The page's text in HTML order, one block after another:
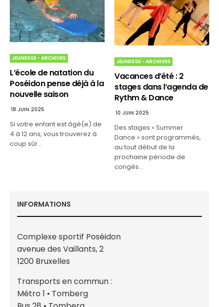
JEUNESSE - ARCHIVES
L’école de natation du
Poséidon pense déjà à la
nouvelle saison
18 JUIN 2025
Si votre enfant est âgé(e) de
4 à 12 ans, vous trouverez à
coup sûr…
JEUNESSE - ARCHIVES
Vacances d’été : 2
stages dans l’agenda de
Rythm & Dance
10 JUIN 2025
Des stages « Summer
Dance » sont programmés,
au tout début de la
prochaine période de
congés…
INFORMATIONS
Complexe sportif Poséidon
avenue des Vaillants, 2
1200 Bruxelles
Transports en commun :
Métro 1 • Tomberg